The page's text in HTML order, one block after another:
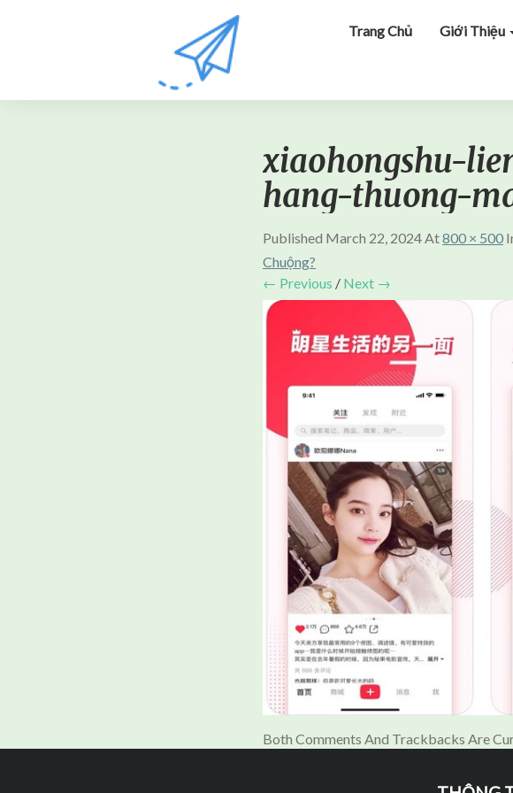
Trang Chủ Giới Thiệu
xiaohongshu-
hang-thuong-
Published March 22, 2024At800 × 500
Chuộng?
← Previous / Next →
Both Comments And Trackbacks Are